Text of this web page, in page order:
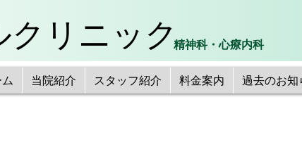
クリニック精神科・心療内科
当院紹介 スタッフ紹介 料金案内 過去のお知